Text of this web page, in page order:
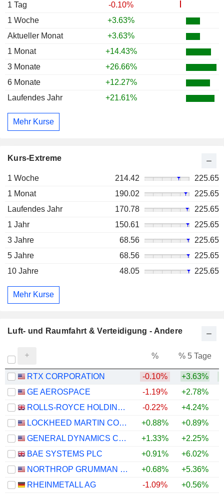
1 Tag
-0.10%
1 Woche
+3.63%
Aktueller Monat
+3.63%
1 Monat
+14.43%
3 Monate
+26.66%
6 Monate
+12.27%
Laufendes Jahr
+21.61%
Mehr Kurse
Kurs-Extreme
1 Woche 214.42
225.65
1 Monat
190.02
225.65
Laufendes Jahr
170.78
225.65
1 Jahr
150.61
225.65
3 Jahre
68.56
225.65
5 Jahre
68.56
225.65
10 Jahre
48.05 225.65
Mehr Kurse
Luft- und Raumfahrt & Verteidigung - Andere
% % 5 Tage
RTX CORPORATION -0.10% +3.63%
GE AEROSPACE
-1.19% +2.78%
ROLLS-ROYCE HOLDINGS PLC
-0.22% +4.24%
LOCKHEED MARTIN CORPORATION
+0.88% +0.89%
GENERAL DYNAMICS CORPORATION
+1.33% +2.25%
BAE SYSTEMS PLC
+0.91% +6.02%
NORTHROP GRUMMAN CORPORATION
+0.68% +5.36%
RHEINMETALL AG
-1.09% +0.56%